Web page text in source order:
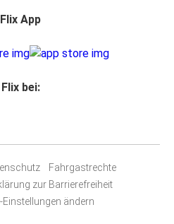
Flix App
Flix bei:
Fahrgastrechte
zur Barrierefreiheit
Einstellungen ändern